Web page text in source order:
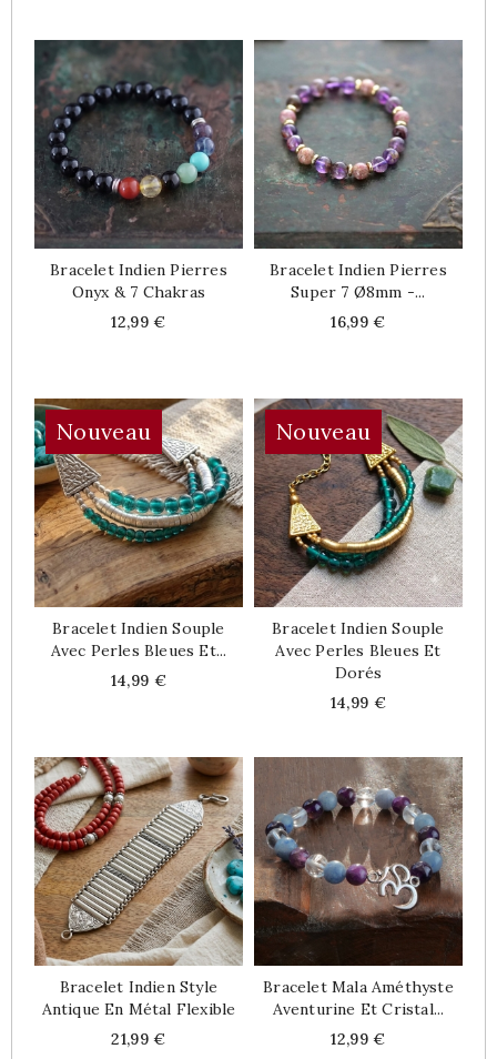
Bracelet Indien Pierres
Onyx & 7 Chakras
Price
12,99 €
Bracelet Indien Pierres
Super 7 Ø8mm -...
Price
16,99 €
Nouveau
Bracelet Indien Souple
Avec Perles Bleues Et...
Price
14,99 €
Nouveau
Bracelet Indien Souple
Avec Perles Bleues Et
Dorés
Price
14,99 €
Bracelet Indien Style
Antique En Métal Flexible
Price
21,99 €
Bracelet Mala Améthyste
Aventurine Et Cristal...
Price
12,99 €